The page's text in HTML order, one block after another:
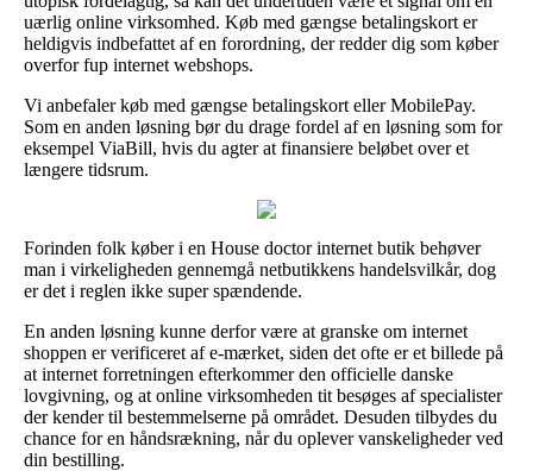
uærlig online virksomhed. Køb med gængse betalingskort er
heldigvis indbefattet af en forordning, der redder dig som køber
overfor fup internet webshops.
Vi anbefaler køb med gængse betalingskort eller MobilePay.
Som en anden løsning bør du drage fordel af en løsning som for
eksempel ViaBill, hvis du agter at finansiere beløbet over et
længere tidsrum.
Forinden folk køber i en House doctor internet butik behøver
man i virkeligheden gennemgå netbutikkens handelsvilkår, dog
er det i reglen ikke super spændende.
En anden løsning kunne derfor være at granske om internet
shoppen er verificeret af e-mærket, siden det ofte er et billede på
at internet forretningen efterkommer den officielle danske
lovgivning, og at online virksomheden tit besøges af specialister
der kender til bestemmelserne på området. Desuden tilbydes du
chance for en håndsrækning, når du oplever vanskeligheder ved
din bestilling.